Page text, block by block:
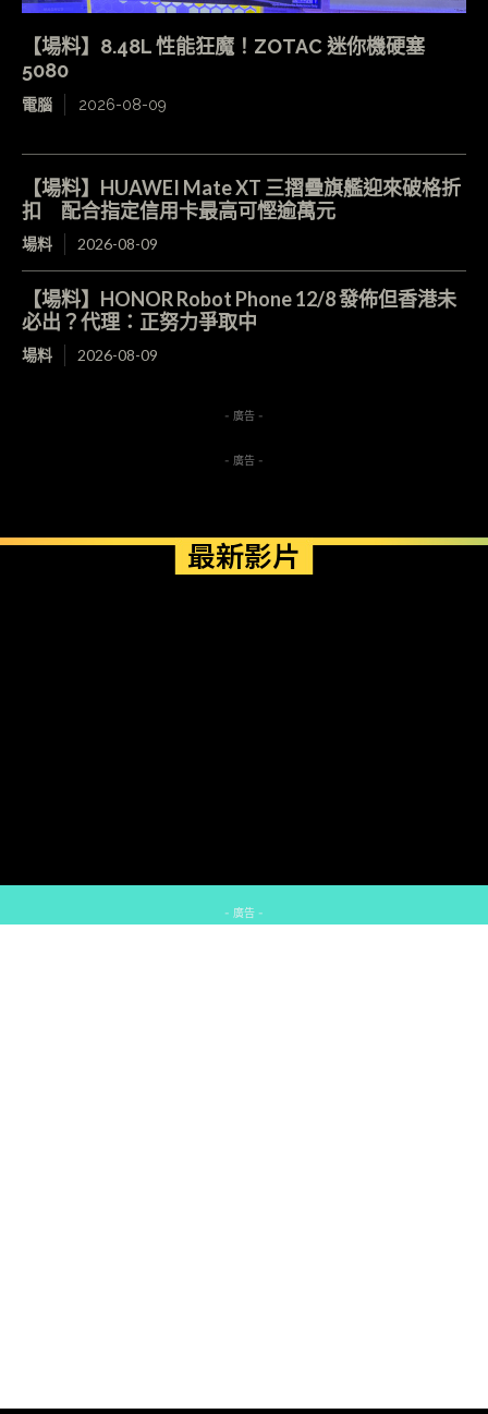
【場料】8.48L 性能狂魔！ZOTAC 迷你機硬塞
5080
電腦 2026-08-09
【場料】HUAWEI Mate XT 三摺疊旗艦迎來破格折
扣 配合指定信用卡最高可慳逾萬元
場料 2026-08-09
【場料】HONOR Robot Phone 12/8 發佈但香港未
必出？代理：正努力爭取中
場料 2026-08-09
- 廣告 -
- 廣告 -
最新影片
- 廣告 -